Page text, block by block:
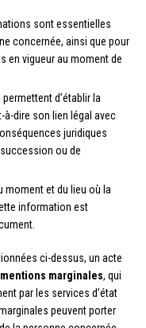
sont essentielles
concernée, ainsi que pour
en vigueur au moment de
permettent d’établir la
à-dire son lien légal avec
juridiques
ou de
moment et du lieu où la
information est
ci-dessus, un acte
mentions marginales, qui
par les services d’état
peuvent porter